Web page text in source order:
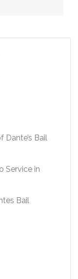
Dante’s Bail
Service in
Bail